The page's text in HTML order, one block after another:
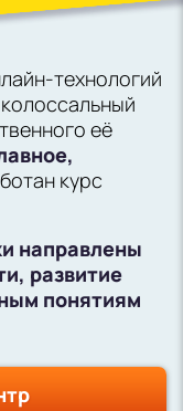
технологий
её
курс
направлены
развитие
понятиям